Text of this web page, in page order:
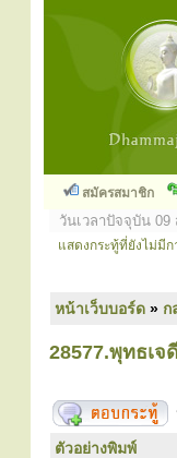
สมัครสมาชิก
วันเวลาปัจจุบัน 09
แสดงกระทู้ที่ยังไม่มีก
หน้าเว็บบอร์ด » ก
28577.พุทธเจ
ตัวอย่างพิมพ์